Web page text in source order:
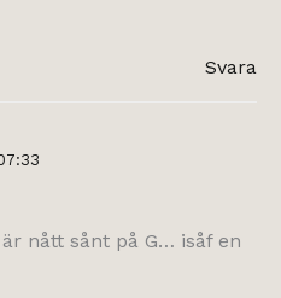
Svara
nått sånt på G… isåf en